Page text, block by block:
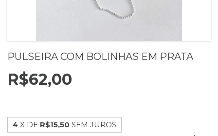
PULSEIRA COM BOLINHAS EM PRATA
R$62,00
4 X DE R$15,50 SEM JUROS